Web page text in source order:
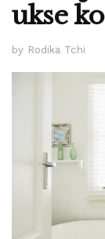
ukse
by Rodika Tchi